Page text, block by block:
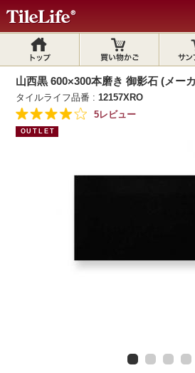
山西黒 600×300本磨き 御影石 (メー
タイルライフ品番 :12157XRO
5レビュー
OUTLET